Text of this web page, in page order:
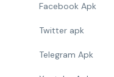
Facebook Apk
Twitter apk
Telegram Apk